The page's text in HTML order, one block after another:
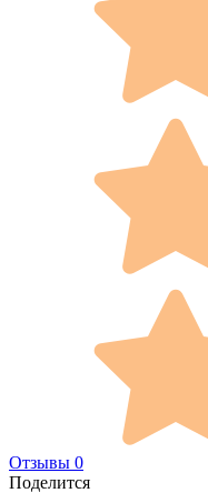
Отзывы 0
Поделится